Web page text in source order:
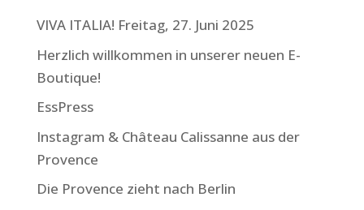
VIVA ITALIA! Freitag, 27. Juni 2025
Herzlich willkommen in unserer neuen E-
Boutique!
EssPress
Instagram & Château Calissanne aus der
Provence
Die Provence zieht nach Berlin